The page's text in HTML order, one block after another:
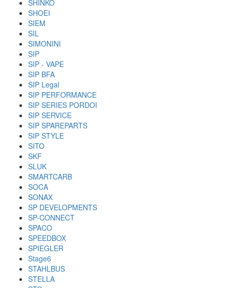
SHINKO
SHOEI
SIEM
SIL
SIMONINI
SIP
SIP - VAPE
SIP BFA
SIP Legal
SIP PERFORMANCE
SIP SERIES PORDOI
SIP SERVICE
SIP SPAREPARTS
SIP STYLE
SITO
SKF
SLUK
SMARTCARB
SOCA
SONAX
SP DEVELOPMENTS
SP-CONNECT
SPACO
SPEEDBOX
SPIEGLER
Stage6
STAHLBUS
STELLA